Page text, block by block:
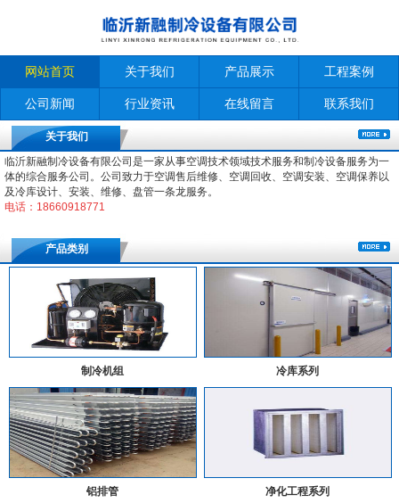
网站首页 关于我们 产品展示 工程案例
公司新闻 行业资讯 在线留言 联系我们
关于我们
临沂新融制冷设备有限公司是一家从事空调技术领域技术服务和制冷设备服务为一
体的综合服务公司。公司致力于空调售后维修、空调回收、空调安装、空调保养以
及冷库设计、安装、维修、盘管一条龙服务。
电话：18660918771
产品类别
制冷机组 冷库系列
铝排管 净化工程系列